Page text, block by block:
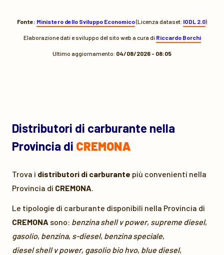
Fonte: Ministero dello Sviluppo Economico(Licenza dataset: IODL 2.0)
Elaborazione dati e sviluppo del sito web a cura di Riccardo Borchi
Ultimo aggiornamento: 04/08/2026 - 08:05
Distributori di carburante nella
Provincia di CREMONA
Trova i distributori di carburante più convenienti nella
Provincia di CREMONA.
Le tipologie di carburante disponibili nella Provincia di
CREMONA sono: benzina shell v power, supreme diesel,
gasolio, benzina, s-diesel, benzina speciale,
diesel shell v power, gasolio bio hvo, blue diesel,